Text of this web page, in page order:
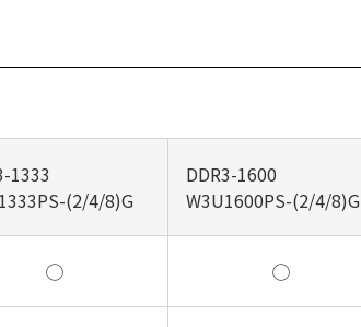
1333
(2/4/8)G
DDR3-1600
W3U1600PS-(2/4/8)G
◯ ◯